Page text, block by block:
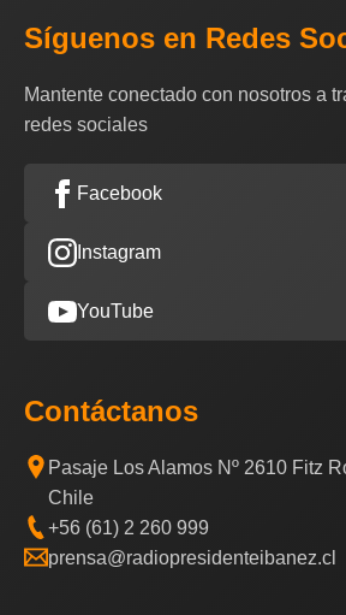
Síguenos en Redes
Mantente conectado con nosotros a
redes sociales
Facebook
Instagram
YouTube
Contáctanos
Pasaje Los Alamos Nº 2610 Fitz
Chile
+56 (61) 2 260 999
prensa@radiopresidenteibanez.cl